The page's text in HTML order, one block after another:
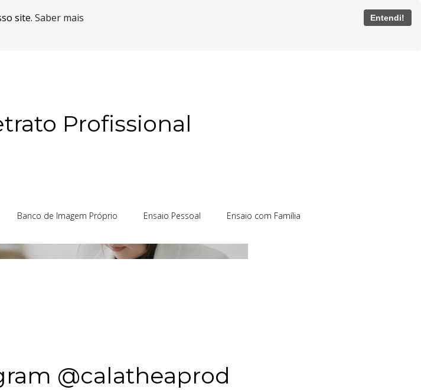
site. Saber mais Entendi!
Profissional
Banco de Imagem Próprio Ensaio Pessoal Ensaio com Família
@calatheaprod